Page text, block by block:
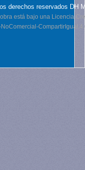
derechos reservados DH
obra está bajo una Licencia
CompartirIgual